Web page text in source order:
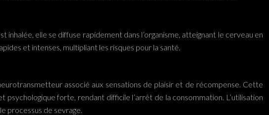
elle se diffuse rapidement dans l’organisme, atteignant le cerveau en
et intenses, multipliant les risques pour la santé.
associé aux sensations de plaisir et de récompense. Cette
forte, rendant difficile l’arrêt de la consommation. L’utilisation
processus de sevrage.